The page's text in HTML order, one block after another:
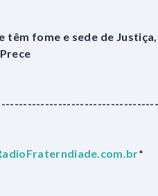
têm fome e sede de
*